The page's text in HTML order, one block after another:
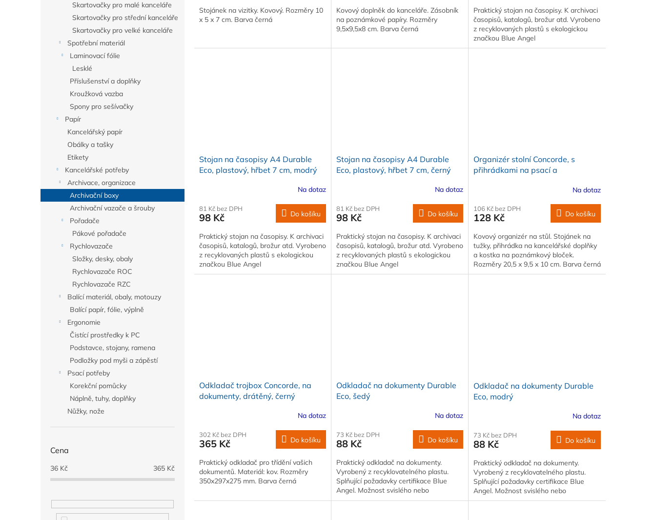
Skartovačky pro malé kanceláře
Skartovačky pro střední kanceláře
Skartovačky pro velké kanceláře
Spotřební materiál
Laminovací fólie
Lesklé
Příslušenství a doplňky
Kroužková vazba
Spony pro sešívačky
Papír
Kancelářský papír
Obálky a tašky
Etikety
Kancelářské potřeby
Archivace, organizace
Archivační boxy
Archivační vazače a šrouby
Pořadače
Pákové pořadače
Rychlovazače
Složky, desky, obaly
Rychlovazače ROC
Rychlovazače RZC
Balící materiál, obaly, motouzy
Balící papír, fólie, výplně
Ergonomie
Čistící prostředky k PC
Podstavce, stojany, ramena
Podložky pod myši a zápěstí
Psací potřeby
Korekční pomůcky
Náplně, tuhy, doplňky
Nůžky, nože
Cena
36 Kč 365 Kč
Stojánek na vizitky. Kovový. Rozměry 10
x 5 x 7 cm. Barva černá
Kovový doplněk do kanceláře. Zásobník
na poznámkové papíry. Rozměry
9,5x9,5x8 cm. Barva černá
Praktický stojan na časopisy. K archivaci
časopisů, katalogů, brožur atd. Vyrobeno
z recyklovaných plastů s ekologickou
značkou Blue Angel
Stojan na časopisy A4 Durable
Eco, plastový, hřbet 7 cm, modrý
Na dotaz
81 Kč bez DPH
98 Kč Do košíku
Praktický stojan na časopisy. K archivaci
časopisů, katalogů, brožur atd. Vyrobeno
z recyklovaných plastů s ekologickou
značkou Blue Angel
Stojan na časopisy A4 Durable
Eco, plastový, hřbet 7 cm, černý
Na dotaz
81 Kč bez DPH
98 Kč Do košíku
Praktický stojan na časopisy. K archivaci
časopisů, katalogů, brožur atd. Vyrobeno
z recyklovaných plastů s ekologickou
značkou Blue Angel
Organizér stolní Concorde, s
přihrádkami na psací a
Na dotaz
106 Kč bez DPH
128 Kč Do košíku
Kovový organizér na stůl. Stojánek na
tužky, přihrádka na kancelářské doplňky
a kostka na poznámkový bloček.
Rozměry 20,5 x 9,5 x 10 cm. Barva černá
Odkladač trojbox Concorde, na
dokumenty, drátěný, černý
Na dotaz
302 Kč bez DPH
365 Kč Do košíku
Praktický odkladač pro třídění vašich
dokumentů. Materiál: kov. Rozměry
350x297x275 mm. Barva černá
Odkladač na dokumenty Durable
Eco, šedý
Na dotaz
73 Kč bez DPH
88 Kč Do košíku
Praktický odkladač na dokumenty.
Vyrobený z recyklovatelného plastu.
Splňující požadavky certifikace Blue
Angel. Možnost svislého nebo
odsazeneho stohování
Odkladač na dokumenty Durable
Eco, modrý
Na dotaz
73 Kč bez DPH
88 Kč Do košíku
Praktický odkladač na dokumenty.
Vyrobený z recyklovatelného plastu.
Splňující požadavky certifikace Blue
Angel. Možnost svislého nebo
odsazeneho stohování